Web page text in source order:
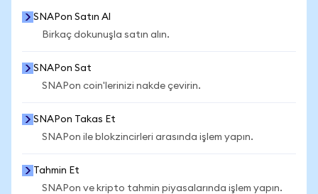
SNAPon Satın Al
Birkaç dokunuşla satın alın.
SNAPon Sat
SNAPon coin'lerinizi nakde çevirin.
SNAPon Takas Et
SNAPon ile blokzincirleri arasında işlem yapın.
Tahmin Et
SNAPon ve kripto tahmin piyasalarında işlem yapın.